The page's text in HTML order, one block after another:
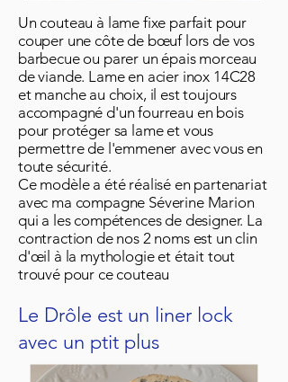
Un couteau à lame fixe parfait pour
couper une côte de bœuf lors de vos
barbecue ou parer un épais morceau
de viande. Lame en acier inox 14C28
et manche au choix, il est toujours
accompagné d'un fourreau en bois
pour protéger sa lame et vous
permettre de l'emmener avec vous en
toute sécurité.
Ce modèle a été réalisé en partenariat
avec ma compagne Séverine Marion
qui a les compétences de designer. La
contraction de nos 2 noms est un clin
d'œil à la mythologie et était tout
trouvé pour ce couteau
Le Drôle est un liner lock
avec un ptit plus